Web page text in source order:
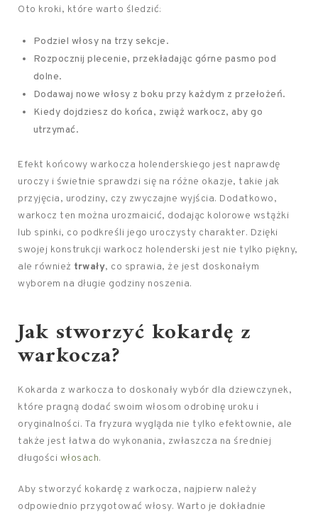
Oto kroki, które warto śledzić:
Podziel włosy na trzy sekcje.
Rozpocznij plecenie, przekładając górne pasmo pod
dolne.
Dodawaj nowe włosy z boku przy każdym z przełożeń.
Kiedy dojdziesz do końca, zwiąż warkocz, aby go
utrzymać.
Efekt końcowy warkocza holenderskiego jest naprawdę
uroczy i świetnie sprawdzi się na różne okazje, takie jak
przyjęcia, urodziny, czy zwyczajne wyjścia. Dodatkowo,
warkocz ten można urozmaicić, dodając kolorowe wstążki
lub spinki, co podkreśli jego uroczysty charakter. Dzięki
swojej konstrukcji warkocz holenderski jest nie tylko piękny,
ale również trwały, co sprawia, że jest doskonałym
wyborem na długie godziny noszenia.
Jak stworzyć kokardę z
warkocza?
Kokarda z warkocza to doskonały wybór dla dziewczynek,
które pragną dodać swoim włosom odrobinę uroku i
oryginalności. Ta fryzura wygląda nie tylko efektownie, ale
także jest łatwa do wykonania, zwłaszcza na średniej
długości włosach.
Aby stworzyć kokardę z warkocza, najpierw należy
odpowiednio przygotować włosy. Warto je dokładnie